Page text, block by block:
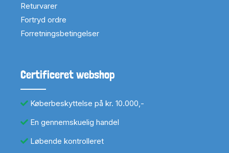
Returvarer
Fortryd ordre
Forretningsbetingelser
Certificeret webshop
Køberbeskyttelse på kr. 10.000,-
En gennemskuelig handel
Løbende kontrolleret